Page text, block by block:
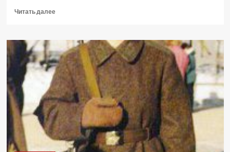
Читать далееПрочитать
Чтим
память
героев